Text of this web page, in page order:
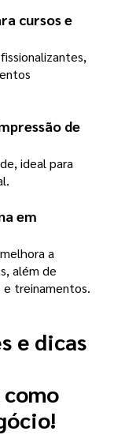
cursos e
de
ideal para
em
a
além de
e treinamentos.
e dicas